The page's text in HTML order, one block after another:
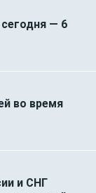
— 6
во время
и СНГ